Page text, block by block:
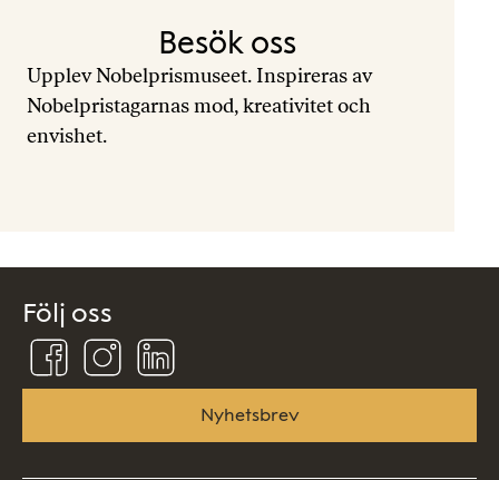
Besök oss
Upplev Nobelprismuseet. Inspireras av
Nobelpristagarnas mod, kreativitet och
envishet.
Följ oss
Följ
oss
på
Följ
på
InstagramLinkedin
Nyhetsbrev